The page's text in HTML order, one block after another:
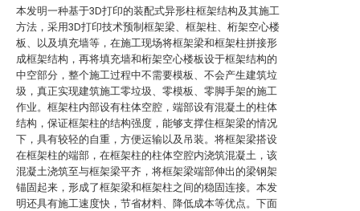
本发明一种基于3D打印的装配式异形柱框架结构及其施工
方法，采用3D打印技术预制框架梁、框架柱、桁架空心楼
板、以及填充墙等，在施工现场将框架梁和框架柱拼接形
成框架结构，再将填充墙和桁架空心楼板设于框架结构的
中空部分，整个施工过程中不需要模板、不会产生建筑垃
圾，真正实现建筑施工零垃圾、零模板、零脚手架的施工
作业。框架柱内部设有柱体空腔，端部设有混凝土的柱体
结构，保证框架柱的结构强度，能够支撑住框架梁的情况
下，具有较轻的自重，方便运输以及吊装。将框架梁搭设
在框架柱的端部，在框架柱的柱体空腔内浇筑混凝土，该
混凝土浇筑至与框架梁平齐，将框架梁端部伸出的梁钢架
锚固起来，形成了框架梁和框架柱之间的稳固连接。本发
明还具有施工速度快，节省材料、降低成本等优点。下面